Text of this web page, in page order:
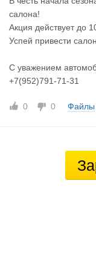
салона!
Акция действует до
Успей привести
С уважением
+7(952)791-71-31
0 0 Файлы